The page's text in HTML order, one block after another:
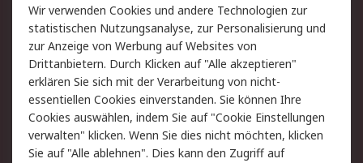
Rücksendungen
Kontakt
Hilfe
Privatkunden
Rechtliches
AGB
Datenschutz
Cookie-Richtlinie
Zahlungsbedingungen
Copyright/Impressum
Entsorgung
Wir verwenden Cookies und andere Technologien zur
statistischen Nutzungsanalyse, zur Personalisierung und
zur Anzeige von Werbung auf Websites von
Drittanbietern. Durch Klicken auf "Alle akzeptieren"
erklären Sie sich mit der Verarbeitung von nicht-
essentiellen Cookies einverstanden. Sie können Ihre
Cookies auswählen, indem Sie auf "Cookie Einstellungen
verwalten" klicken. Wenn Sie dies nicht möchten, klicken
Sie auf "Alle ablehnen". Dies kann den Zugriff auf